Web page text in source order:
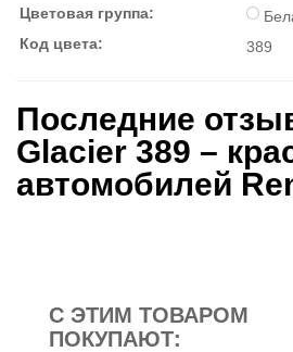
Цветовая группа:
Код цвета:
389
Последние
Glacier 389 –
автомобилей
С ЭТИМ ТОВАРОМ
ПОКУПАЮТ: